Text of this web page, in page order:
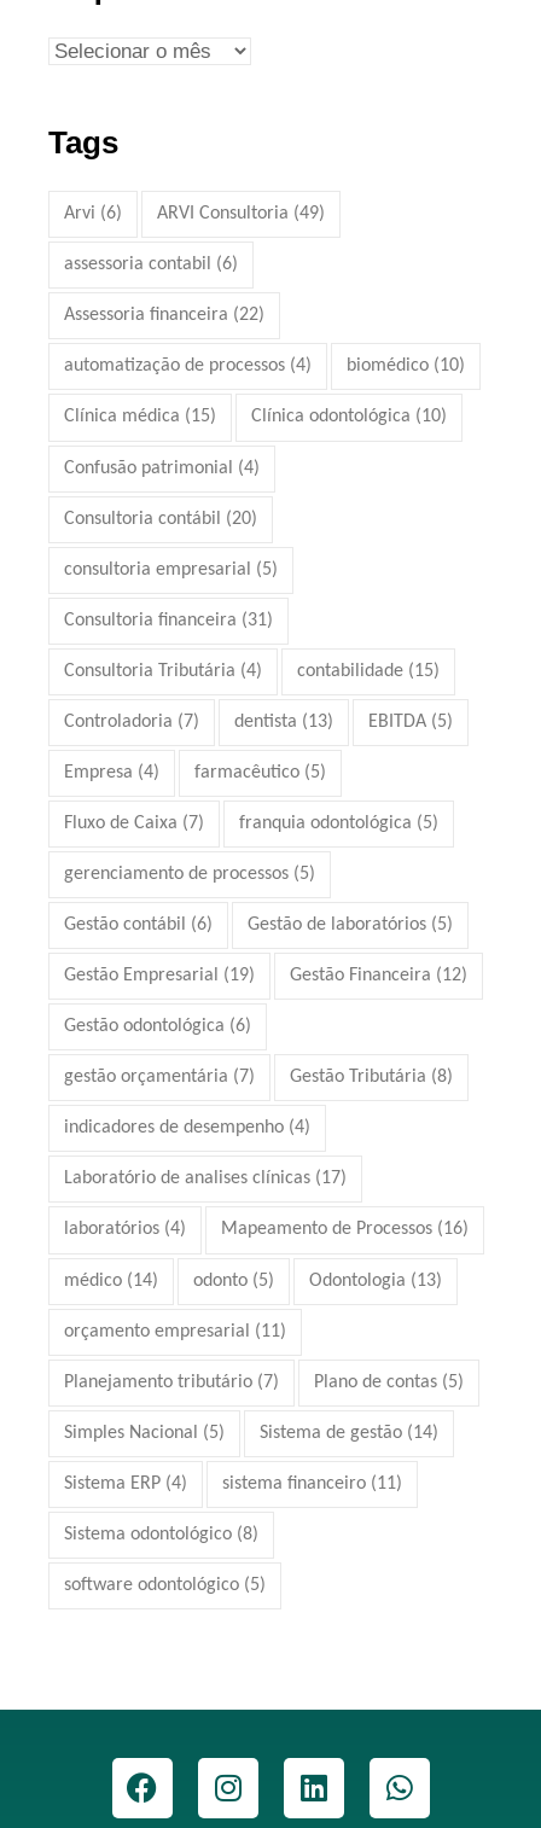
Tags
Arvi (6) ARVI Consultoria (49)
assessoria contabil (6)
Assessoria financeira (22)
automatização de processos (4) biomédico (10)
Clínica médica (15) Clínica odontológica (10)
Confusão patrimonial (4)
Consultoria contábil (20)
consultoria empresarial (5)
Consultoria financeira (31)
Consultoria Tributária (4) contabilidade (15)
Controladoria (7) dentista (13) EBITDA (5)
Empresa (4) farmacêutico (5)
Fluxo de Caixa (7) franquia odontológica (5)
gerenciamento de processos (5)
Gestão contábil (6) Gestão de laboratórios (5)
Gestão Empresarial (19) Gestão Financeira (12)
Gestão odontológica (6)
gestão orçamentária (7) Gestão Tributária (8)
indicadores de desempenho (4)
Laboratório de analises clínicas (17)
laboratórios (4) Mapeamento de Processos (16)
médico (14) odonto (5) Odontologia (13)
orçamento empresarial (11)
Planejamento tributário (7) Plano de contas (5)
Simples Nacional (5) Sistema de gestão (14)
Sistema ERP (4) sistema financeiro (11)
Sistema odontológico (8)
software odontológico (5)